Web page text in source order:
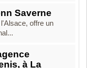
Saverne
offre un
à La